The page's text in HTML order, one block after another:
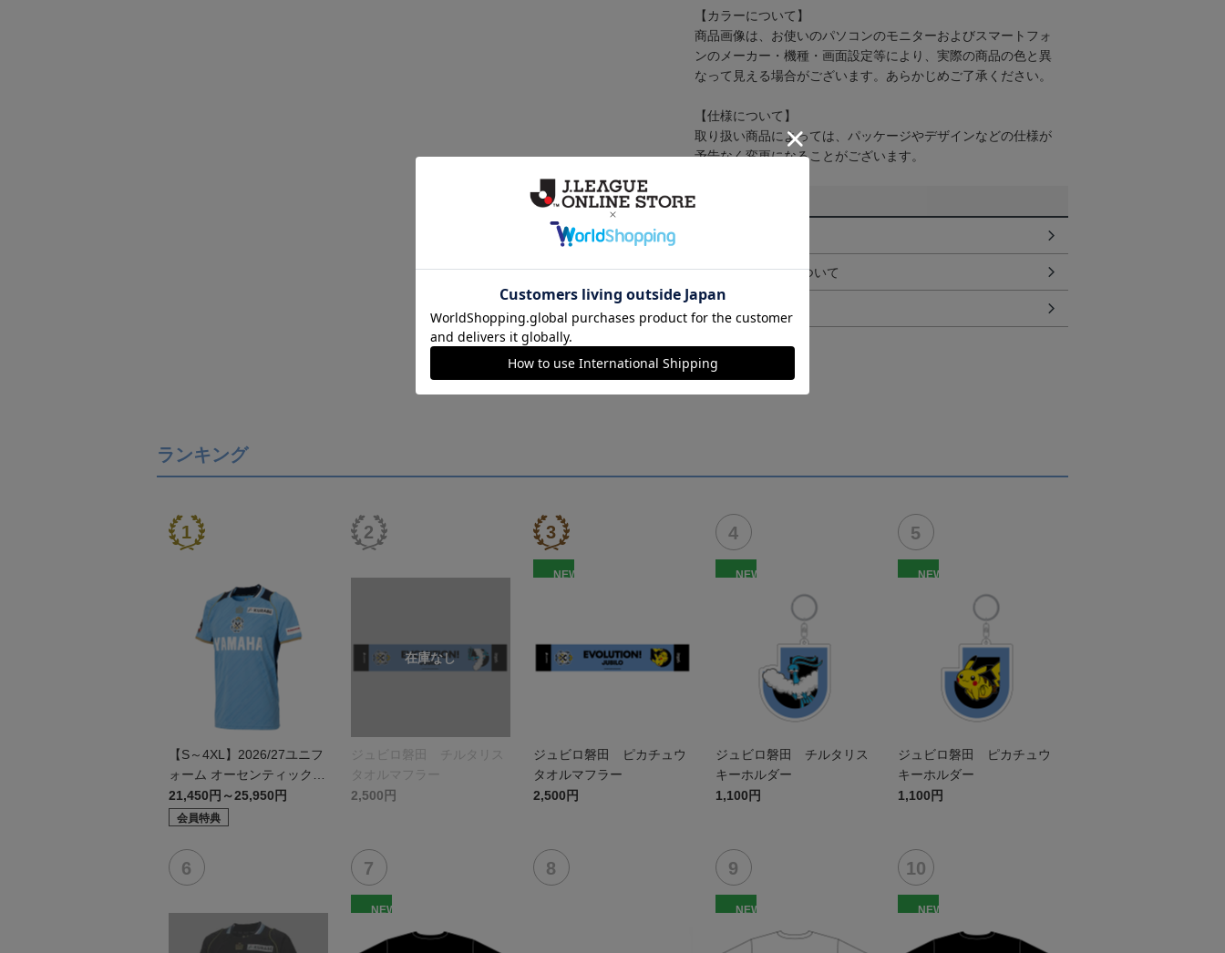
【カラーについて】
商品画像は、お使いのパソコンのモニターおよびスマートフォ
ンのメーカー・機種・画面設定等により、実際の商品の色と異
なって見える場合がございます。あらかじめご了承ください。
【仕様について】
取り扱い商品によっては、パッケージやデザインなどの仕様が
予告なく変更になることがございます。
その他
ギフト対応について
ランキング
【S～4XL】2026/27ユニフ
ォーム オーセンティックモ
デル:FP1st
21,450円～25,950円
会員特典
ジュビロ磐田 チルタリス
タオルマフラー
2,500円
NEW
ジュビロ磐田 ピカチュウ
タオルマフラー
2,500円
NEW
ジュビロ磐田 チルタリス
キーホルダー
1,100円
NEW
ジュビロ磐田 ピカチュウ
キーホルダー
1,100円
NEW NEW NEW